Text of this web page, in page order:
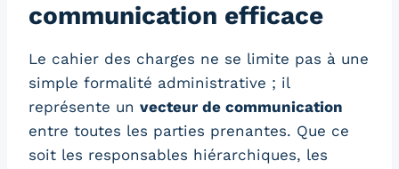
communication efficace
Le cahier des charges ne se limite pas à une
simple formalité administrative ; il
représente un vecteur de communication
entre toutes les parties prenantes. Que ce
soit les responsables hiérarchiques, les